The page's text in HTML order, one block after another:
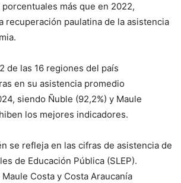
más que en 2022,
recuperación paulatina de la asistencia
de las 16 regiones del país
en su asistencia promedio
siendo Ñuble (92,2%) y Maule
los mejores indicadores.
se refleja en las cifras de asistencia de
de Educación Pública (SLEP).
Costa y Costa Araucanía